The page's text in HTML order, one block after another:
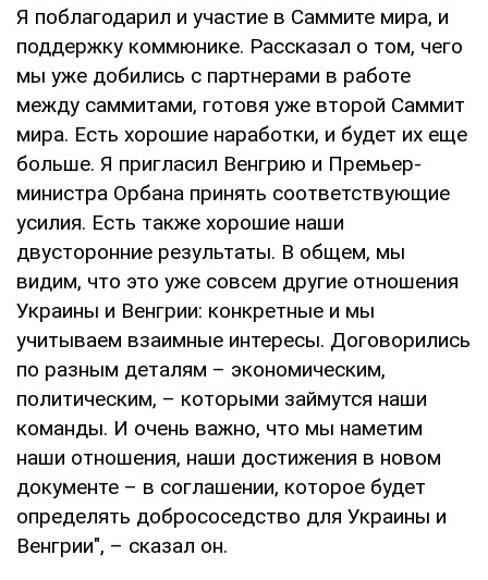
Я поблагодарил и участие в Саммите мира, и
поддержку коммюнике. Рассказал о том, чего
мы уже добились с партнерами в работе
между саммитами, готовя уже второй Саммит
мира. Есть хорошие наработки, и будет их еще
больше. Я пригласил Венгрию и Премьер-
министра Орбана принять соответствующие
усилия. Есть также хорошие наши
двусторонние результаты. В общем, мы
видим, что это уже совсем другие отношения
Украины и Венгрии: конкретные и мы
учитываем взаимные интересы. Договорились
по разным деталям – экономическим,
политическим, – которыми займутся наши
команды. И очень важно, что мы наметим
наши отношения, наши достижения в новом
документе – в соглашении, которое будет
определять добрососедство для Украины и
Венгрии", – сказал он.